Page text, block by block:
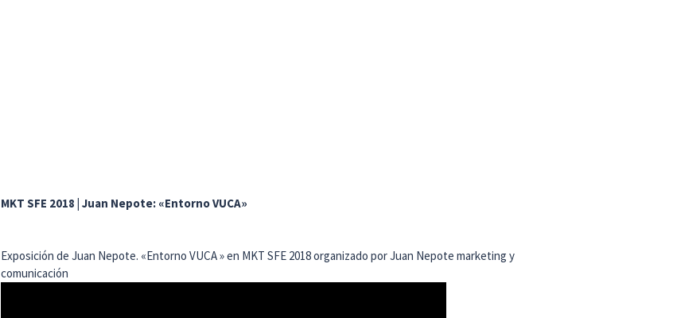
MKT SFE 2018 | Juan Nepote: «Entorno VUCA»
Exposición de Juan Nepote. «Entorno VUCA » en MKT SFE 2018 organizado por Juan Nepote marketing y
comunicación